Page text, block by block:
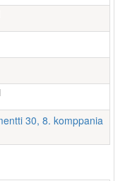
30, 8. komppania